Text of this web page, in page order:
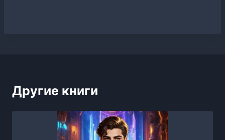
Другие книги